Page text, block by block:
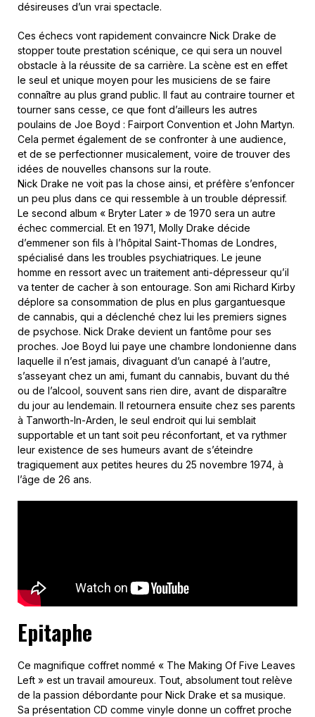
désireuses d’un vrai spectacle.
Ces échecs vont rapidement convaincre Nick Drake de
stopper toute prestation scénique, ce qui sera un nouvel
obstacle à la réussite de sa carrière. La scène est en effet
le seul et unique moyen pour les musiciens de se faire
connaître au plus grand public. Il faut au contraire tourner et
tourner sans cesse, ce que font d’ailleurs les autres
poulains de Joe Boyd : Fairport Convention et John Martyn.
Cela permet également de se confronter à une audience,
et de se perfectionner musicalement, voire de trouver des
idées de nouvelles chansons sur la route.
Nick Drake ne voit pas la chose ainsi, et préfère s’enfoncer
un peu plus dans ce qui ressemble à un trouble dépressif.
Le second album « Bryter Later » de 1970 sera un autre
échec commercial. Et en 1971, Molly Drake décide
d’emmener son fils à l’hôpital Saint-Thomas de Londres,
spécialisé dans les troubles psychiatriques. Le jeune
homme en ressort avec un traitement anti-dépresseur qu’il
va tenter de cacher à son entourage. Son ami Richard Kirby
déplore sa consommation de plus en plus gargantuesque
de cannabis, qui a déclenché chez lui les premiers signes
de psychose. Nick Drake devient un fantôme pour ses
proches. Joe Boyd lui paye une chambre londonienne dans
laquelle il n’est jamais, divaguant d’un canapé à l’autre,
s’asseyant chez un ami, fumant du cannabis, buvant du thé
ou de l’alcool, souvent sans rien dire, avant de disparaître
du jour au lendemain. Il retournera ensuite chez ses parents
à Tanworth-In-Arden, le seul endroit qui lui semblait
supportable et un tant soit peu réconfortant, et va rythmer
leur existence de ses humeurs avant de s’éteindre
tragiquement aux petites heures du 25 novembre 1974, à
l’âge de 26 ans.
Epitaphe
Ce magnifique coffret nommé « The Making Of Five Leaves
Left » est un travail amoureux. Tout, absolument tout relève
de la passion débordante pour Nick Drake et sa musique.
Sa présentation CD comme vinyle donne un coffret proche